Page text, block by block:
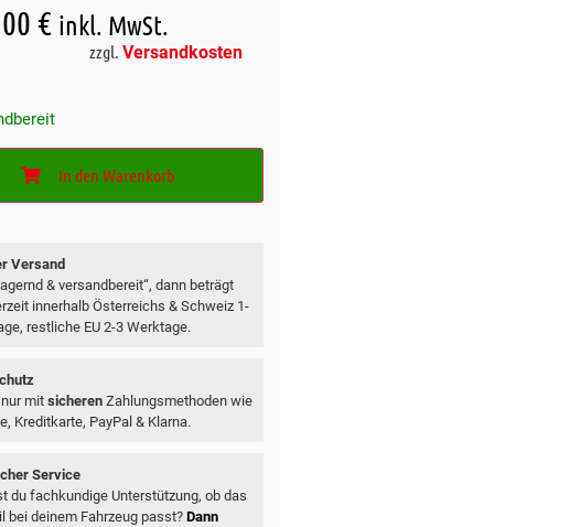
€ inkl. MwSt.
zzgl. Versandkosten
In den Warenkorb
Versand
& versandbereit“, dann beträgt
innerhalb Österreichs & Schweiz 1-
restliche EU 2-3 Werktage.
mitsicheren Zahlungsmethoden wie
Kreditkarte, PayPal & Klarna.
Service
du fachkundige Unterstützung, ob das
bei deinem Fahrzeug passt?Dann